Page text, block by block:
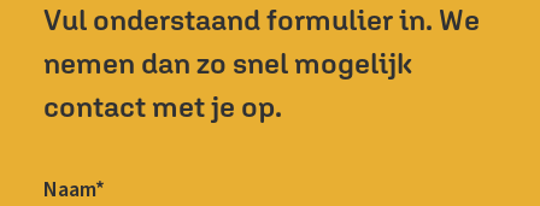
Vul onderstaand formulier in. We
nemen dan zo snel mogelijk
contact met je op.
Naam*